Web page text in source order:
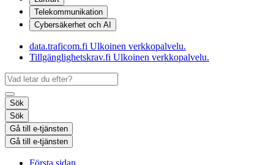
Telekommunikation
Cybersäkerhet och AI
data.traficom.fi Ulkoinen verkkopalvelu.
Tillgänglighetskrav.fi Ulkoinen verkkopalvelu.
Sök
Sök
Gå till e-tjänsten
Gå till e-tjänsten
Första sidan